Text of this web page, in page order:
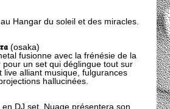
Hangar du soleil et des miracles.
(osaka)
fusionne avec la frénésie de la
un set qui déglingue tout sur
live alliant musique, fulgurances
hallucinées.
DJ set, Nuage présentera son